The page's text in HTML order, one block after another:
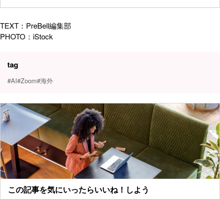
TEXT：PreBell編集部
PHOTO：iStock
tag
#AI#Zoom#海外
この記事を気にいったらいいね！しよう